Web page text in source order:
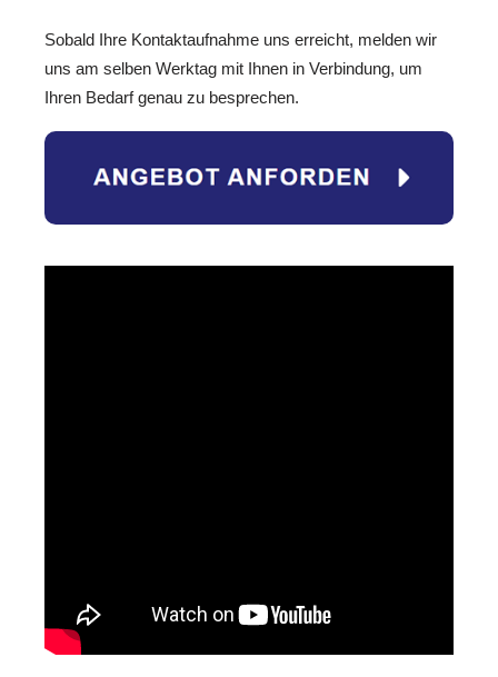
Sobald Ihre Kontaktaufnahme uns erreicht, melden wir
uns am selben Werktag mit Ihnen in Verbindung, um
Ihren Bedarf genau zu besprechen.